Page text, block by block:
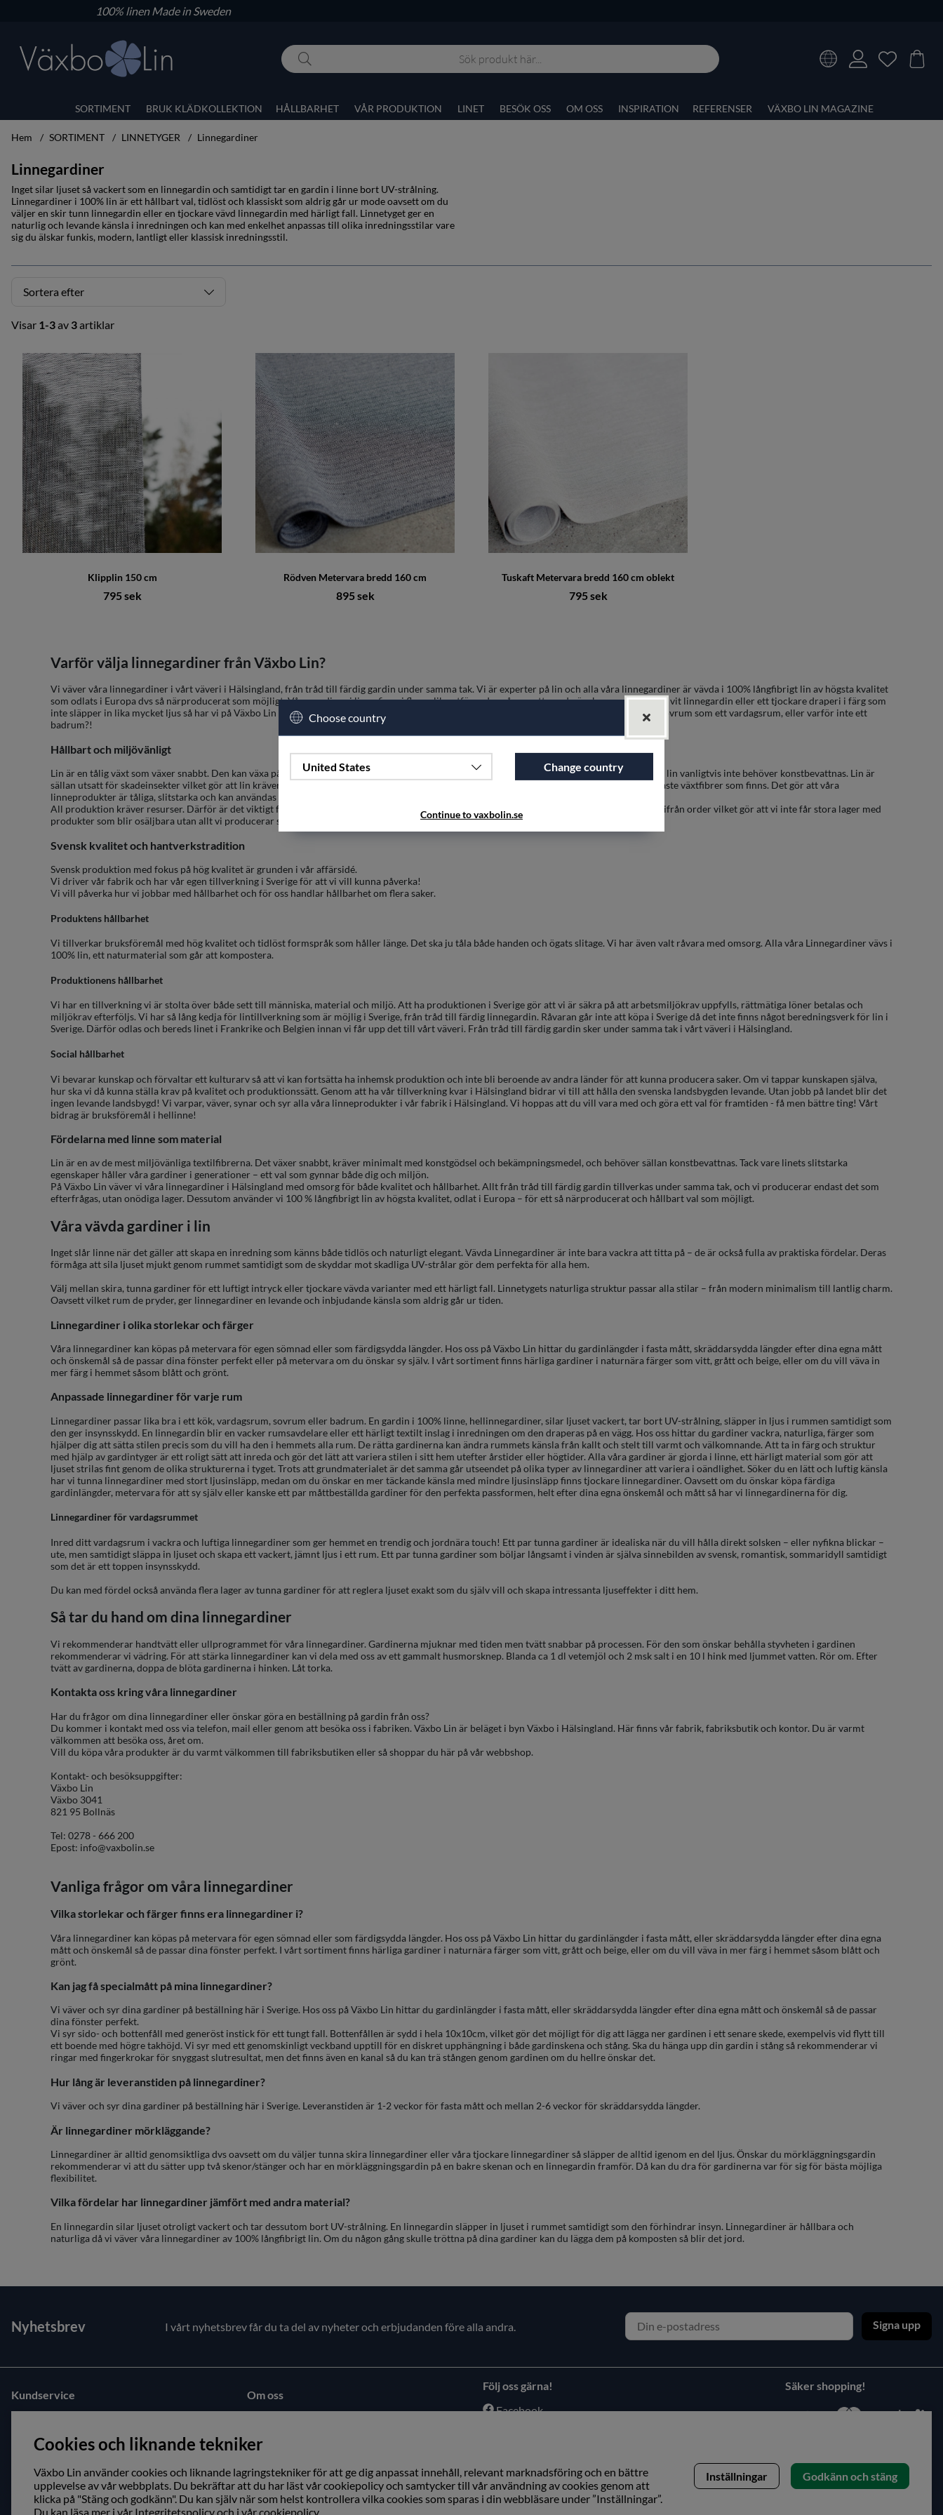
100% linenMade in Sweden
SORTIMENT BRUK KLÄDKOLLEKTION HÅLLBARHET VÅR PRODUKTION LINET BESÖK OSS OM OSS INSPIRATION REFERENSER VÄXBO LIN MAGAZINE
Hem SORTIMENT LINNETYGER Linnegardiner
Linnegardiner
Inget silar ljuset så vackert som en linnegardin och samtidigt tar en gardin i linne bort UV-strålning.
Linnegardiner i 100% lin är ett hållbart val, tidlöst och klassiskt som aldrig går ur mode oavsett om du
väljer en skir tunn linnegardin eller en tjockare vävd linnegardin med härligt fall. Linnetyget ger en
naturlig och levande känsla i inredningen och kan med enkelhet anpassas till olika inredningsstilar vare
sig du älskar funkis, modern, lantligt eller klassisk inredningsstil.
Sortera efter
Visar 1-3av 3artiklar
Klipplin 150 cm
795 sek
Rödven Metervara bredd 160 cm
895 sek
Tuskaft Metervara bredd 160 cm oblekt
795 sek
Varför välja linnegardiner från Växbo Lin?
Vi väver våra linnegardiner i vårt väveri i Hälsingland, från tråd till färdig gardin under samma tak. Vi är experter på lin och alla våra linnegardiner är vävda i 100% långfibrigt lin av högsta kvalitet
som odlats i Europa dvs så närproducerat som möjligt. Våra gardiner i linne finns i flera olika utföranden så oavsett om du önskar en skir vacker vit linnegardin eller ett tjockare draperi i färg som
inte släpper in lika mycket ljus så har vi på Växbo Lin linnegardinen för dig. En naturlig linnegardin går aldrig ur tiden, och passar lika fint i ett sovrum som ett vardagsrum, eller varför inte ett
badrum?!
Hållbart och miljövänligt
Lin är en tålig växt som växer snabbt. Den kan växa på näringsfattiga jordar och odlas i länder med ganska regnigt och svalt klimat vilket gör att lin vanligtvis inte behöver konstbevattnas. Lin är
sällan utsatt för skadeinsekter vilket gör att lin kräver mindre konstgödsel och bekämpningsmedel än till exempel bomull. Lin är en av de starkaste växtfibrer som finns. Det gör att våra
linneprodukter är tåliga, slitstarka och kan användas länge. Ett linne som vårdas väl kan hålla länge och ärvas och användas i generationer.
All produktion kräver resurser. Därför är det viktigt för oss att producera ansvarsfullt och att allt material kommer till användning. Vi väver utifrån order vilket gör att vi inte får stora lager med
produkter som blir osäljbara utan allt vi producerar säljer vi. Hållbart och miljövänligt, precis som vi på Växbo Lin vill ha det!
Svensk kvalitet och hantverkstradition
Svensk produktion med fokus på hög kvalitet är grunden i vår affärsidé.
Vi driver vår fabrik och har vår egen tillverkning i Sverige för att vi vill kunna påverka!
Vi vill påverka hur vi jobbar med hållbarhet och för oss handlar hållbarhet om flera saker.
Produktens hållbarhet
Vi tillverkar bruksföremål med hög kvalitet och tidlöst formspråk som håller länge. Det ska ju tåla både handen och ögats slitage. Vi har även valt råvara med omsorg. Alla våra Linnegardiner vävs i
100% lin, ett naturmaterial som går att kompostera.
Produktionens hållbarhet
Vi har en tillverkning vi är stolta över både sett till människa, material och miljö. Att ha produktionen i Sverige gör att vi är säkra på att arbetsmiljökrav uppfylls, rättmätiga löner betalas och
miljökrav efterföljs. Vi har så lång kedja för lintillverkning som är möjlig i Sverige, från tråd till färdig linnegardin. Råvaran går inte att köpa i Sverige då det inte finns något beredningsverk för lin i
Sverige. Därför odlas och bereds linet i Frankrike och Belgien innan vi får upp det till vårt väveri. Från tråd till färdig gardin sker under samma tak i vårt väveri i Hälsingland.
Social hållbarhet
Vi bevarar kunskap och förvaltar ett kulturarv så att vi kan fortsätta ha inhemsk produktion och inte bli beroende av andra länder för att kunna producera saker. Om vi tappar kunskapen själva,
hur ska vi då kunna ställa krav på kvalitet och produktionssätt. Genom att ha vår tillverkning kvar i Hälsingland bidrar vi till att hålla den svenska landsbygden levande. Utan jobb på landet blir det
ingen levande landsbygd! Vi varpar, väver, synar och syr alla våra linneprodukter i vår fabrik i Hälsingland. Vi hoppas att du vill vara med och göra ett val för framtiden - få men bättre ting! Vårt
bidrag är bruksföremål i hellinne!
Fördelarna med linne som material
Lin är en av de mest miljövänliga textilfibrerna. Det växer snabbt, kräver minimalt med konstgödsel och bekämpningsmedel, och behöver sällan konstbevattnas. Tack vare linets slitstarka
egenskaper håller våra gardiner i generationer – ett val som gynnar både dig och miljön.
På Växbo Lin väver vi våra linnegardiner i Hälsingland med omsorg för både kvalitet och hållbarhet. Allt från tråd till färdig gardin tillverkas under samma tak, och vi producerar endast det som
efterfrågas, utan onödiga lager. Dessutom använder vi 100 % långfibrigt lin av högsta kvalitet, odlat i Europa – för ett så närproducerat och hållbart val som möjligt.
Våra vävda gardiner i lin
Inget slår linne när det gäller att skapa en inredning som känns både tidlös och naturligt elegant. Vävda Linnegardiner är inte bara vackra att titta på – de är också fulla av praktiska fördelar. Deras
förmåga att sila ljuset mjukt genom rummet samtidigt som de skyddar mot skadliga UV-strålar gör dem perfekta för alla hem.
Välj mellan skira, tunna gardiner för ett luftigt intryck eller tjockare vävda varianter med ett härligt fall. Linnetygets naturliga struktur passar alla stilar – från modern minimalism till lantlig charm.
Oavsett vilket rum de pryder, ger linnegardiner en levande och inbjudande känsla som aldrig går ur tiden.
Linnegardiner i olika storlekar och färger
Våra linnegardiner kan köpas på metervara för egen sömnad eller som färdigsydda längder. Hos oss på Växbo Lin hittar du gardinlängder i fasta mått, skräddarsydda längder efter dina egna mått
och önskemål så de passar dina fönster perfekt eller på metervara om du önskar sy själv. I vårt sortiment finns härliga gardiner i naturnära färger som vitt, grått och beige, eller om du vill väva in
mer färg i hemmet såsom blått och grönt.
Anpassade linnegardiner för varje rum
Linnegardiner passar lika bra i ett kök, vardagsrum, sovrum eller badrum. En gardin i 100% linne, hellinnegardiner, silar ljuset vackert, tar bort UV-strålning, släpper in ljus i rummen samtidigt som
den ger insynsskydd. En linnegardin blir en vacker rumsavdelare eller ett härligt textilt inslag i inredningen om den draperas på en vägg. Hos oss hittar du gardiner vackra, naturliga, färger som
hjälper dig att sätta stilen precis som du vill ha den i hemmets alla rum. De rätta gardinerna kan ändra rummets känsla från kallt och stelt till varmt och välkomnande. Att ta in färg och struktur
med hjälp av gardintyger är ett roligt sätt att inreda och gör det lätt att variera stilen i sitt hem utefter årstider eller högtider. Alla våra gardiner är gjorda i linne, ett härligt material som gör att
ljuset strilas fint genom de olika strukturerna i tyget. Trots att grundmaterialet är det samma går utseendet på olika typer av linnegardiner att variera i oändlighet. Söker du en lätt och luftig känsla
har vi tunna linnegardiner med stort ljusinsläpp, medan om du önskar en mer täckande känsla med mindre ljusinsläpp finns tjockare linnegardiner. Oavsett om du önskar köpa färdiga
gardinlängder, metervara för att sy själv eller kanske ett par måttbeställda gardiner för den perfekta passformen, helt efter dina egna önskemål och mått så har vi linnegardinerna för dig.
Linnegardiner för vardagsrummet
Inred ditt vardagsrum i vackra och luftiga linnegardiner som ger hemmet en trendig och jordnära touch! Ett par tunna gardiner är idealiska när du vill hålla direkt solsken – eller nyfikna blickar –
ute, men samtidigt släppa in ljuset och skapa ett vackert, jämnt ljus i ett rum. Ett par tunna gardiner som böljar långsamt i vinden är själva sinnebilden av svensk, romantisk, sommaridyll samtidigt
som det är ett toppen insynsskydd.
Du kan med fördel också använda flera lager av tunna gardiner för att reglera ljuset exakt som du själv vill och skapa intressanta ljuseffekter i ditt hem.
Så tar du hand om dina linnegardiner
Vi rekommenderar handtvätt eller ullprogrammet för våra linnegardiner. Gardinerna mjuknar med tiden men tvätt snabbar på processen. För den som önskar behålla styvheten i gardinen
rekommenderar vi vädring. För att stärka linnegardiner kan vi dela med oss av ett gammalt husmorsknep. Blanda ca 1 dl vetemjöl och 2 msk salt i en 10 l hink med ljummet vatten. Rör om. Efter
tvätt av gardinerna, doppa de blöta gardinerna i hinken. Låt torka.
Kontakta oss kring våra linnegardiner
Har du frågor om dina linnegardiner eller önskar göra en beställning på gardin från oss?
Du kommer i kontakt med oss via telefon, mail eller genom att besöka oss i fabriken. Växbo Lin är beläget i byn Växbo i Hälsingland. Här finns vår fabrik, fabriksbutik och kontor. Du är varmt
välkommen att besöka oss, året om.
Vill du köpa våra produkter är du varmt välkommen till fabriksbutiken eller så shoppar du här på vår webbshop.
Kontakt- och besöksuppgifter:
Växbo Lin
Växbo 3041
821 95 Bollnäs
Tel: 0278 - 666 200
Epost: info@vaxbolin.se
Vanliga frågor om våra linnegardiner
Vilka storlekar och färger finns era linnegardiner i?
Våra linnegardiner kan köpas på metervara för egen sömnad eller som färdigsydda längder. Hos oss på Växbo Lin hittar du gardinlängder i fasta mått, eller skräddarsydda längder efter dina egna
mått och önskemål så de passar dina fönster perfekt. I vårt sortiment finns härliga gardiner i naturnära färger som vitt, grått och beige, eller om du vill väva in mer färg i hemmet såsom blått och
grönt.
Kan jag få specialmått på mina linnegardiner?
Vi väver och syr dina gardiner på beställning här i Sverige. Hos oss på Växbo Lin hittar du gardinlängder i fasta mått, eller skräddarsydda längder efter dina egna mått och önskemål så de passar
dina fönster perfekt.
Vi syr sido- och bottenfåll med generöst instick för ett tungt fall. Bottenfållen är sydd i hela 10x10cm, vilket gör det möjligt för dig att lägga ner gardinen i ett senare skede, exempelvis vid flytt till
ett boende med högre takhöjd. Vi syr med ett genomskinligt veckband upptill för en diskret upphängning i både gardinskena och stång. Ska du hänga upp din gardin i stång så rekommenderar vi
ringar med fingerkrokar för snyggast slutresultat, men det finns även en kanal så du kan trä stången genom gardinen om du hellre önskar det.
Hur lång är leveranstiden på linnegardiner?
Vi väver och syr dina gardiner på beställning här i Sverige. Leveranstiden är 1-2 veckor för fasta mått och mellan 2-6 veckor för skräddarsydda längder.
Är linnegardiner mörkläggande?
Linnegardiner är alltid genomsiktliga dvs oavsett om du väljer tunna skira linnegardiner eller våra tjockare linnegardiner så släpper de alltid igenom en del ljus. Önskar du mörkläggningsgardin
rekommenderar vi att du sätter upp två skenor/stänger och har en mörkläggningsgardin på en bakre skenan och en linnegardin framför. Då kan du dra för gardinerna var för sig för bästa möjliga
flexibilitet.
Vilka fördelar har linnegardiner jämfört med andra material?
En linnegardin silar ljuset otroligt vackert och tar dessutom bort UV-strålning. En linnegardin släpper in ljuset i rummet samtidigt som den förhindrar insyn. Linnegardiner är hållbara och
naturliga då vi väver våra linnegardiner av 100% långfibrigt lin. Om du någon gång skulle tröttna på dina gardiner kan du lägga dem på komposten så blir det jord.
Choose country
United States Change country
Continue to vaxbolin.se
Nyhetsbrev I vårt nyhetsbrev får du ta del av nyheter och erbjudanden före alla andra. Signa upp
Kundservice
Köpvillkor
Om oss
Öppettider
Följ oss gärna!
Facebook
Säker shopping!
Copyright © Växbo Lin AB.
Cookies och liknande tekniker
Växbo Lin använder cookies och liknande lagringstekniker för att ge dig anpassat innehåll, relevant marknadsföring och en bättre
upplevelse av vår webbplats. Du bekräftar att du har läst vår cookiepolicy och samtycker till vår användning av cookies genom att
klicka på "Stäng och godkänn". Du kan själv när som helst kontrollera vilka cookies som sparas i din webbläsare under ”Inställningar”.
Du kan läsa mer i vår Integritetspolicyoch i vårcookiepolicy.
Inställningar Godkänn och stäng